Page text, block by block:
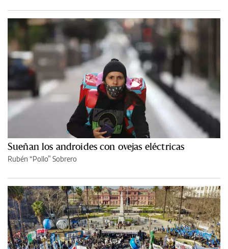
Sueñan los androides con ovejas eléctricas
Rubén “Pollo” Sobrero